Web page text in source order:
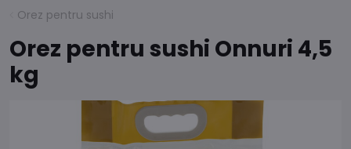
Orez pentru sushi
Orez pentru sushi Onnuri 4,5
kg